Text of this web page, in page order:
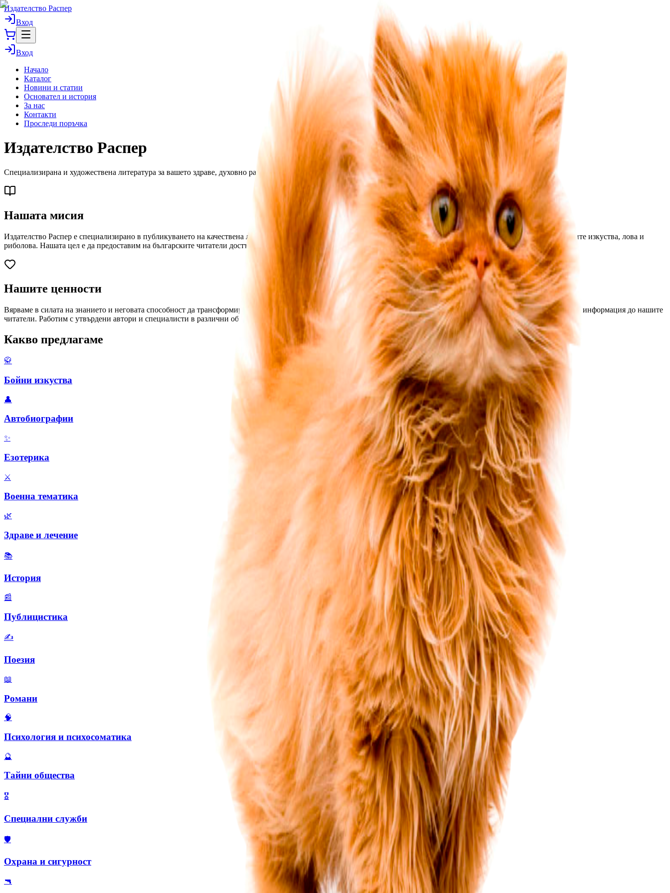
Издателство Распер
Вход
Вход
Начало
Каталог
Новини и статии
Основател и история
За нас
Контакти
Проследи поръчка
Издателство Распер
Специализирана и художествена литература за вашето здраве, духовно развитие и знания
Нашата мисия
Издателство Распер е специализирано в публикуването на качествена литература в областта на здравето и лечението, езотериката, военната история и тематика, бойните изкуства, лова и
риболова. Нашата цел е да предоставим на българските читатели достъп до ценни знания и информация, която може да промени живота им към по-добро.
Нашите ценности
Вярваме в силата на знанието и неговата способност да трансформира живота. Всяка наша книга е внимателно подбрана и редактирана, за да достави най-качествената информация до нашите
читатели. Работим с утвърдени автори и специалисти в различни области.
Какво предлагаме
🥋
Бойни изкуства
👤
Автобиографии
✨
Езотерика
⚔️
Военна тематика
🌿
Здраве и лечение
📚
История
📰
Публицистика
✍️
Поезия
📖
Романи
🧠
Психология и психосоматика
🔮
Тайни общества
🎖️
Специални служби
🛡️
Охрана и сигурност
🔫